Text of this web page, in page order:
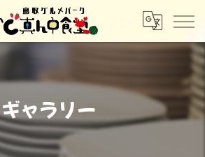
ギャラリー